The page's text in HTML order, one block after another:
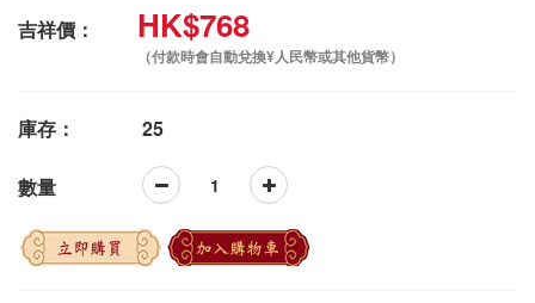
吉祥價： HK$768
（付款時會自動兌換¥人民幣或其他貨幣）
庫存： 25
數量
立即購買 加入購物車